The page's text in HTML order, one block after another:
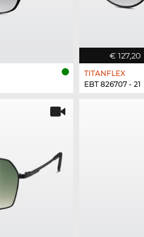
€ 127,20
TITANFLEX
EBT 826707 - 21